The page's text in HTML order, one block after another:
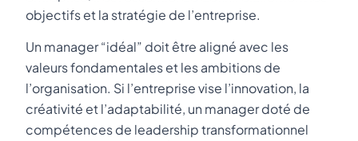
objectifs et la stratégie de l’entreprise.
Un manager “idéal” doit être aligné avec les
valeurs fondamentales et les ambitions de
l’organisation. Si l’entreprise vise l’innovation, la
créativité et l’adaptabilité, un manager doté de
compétences de leadership transformationnel